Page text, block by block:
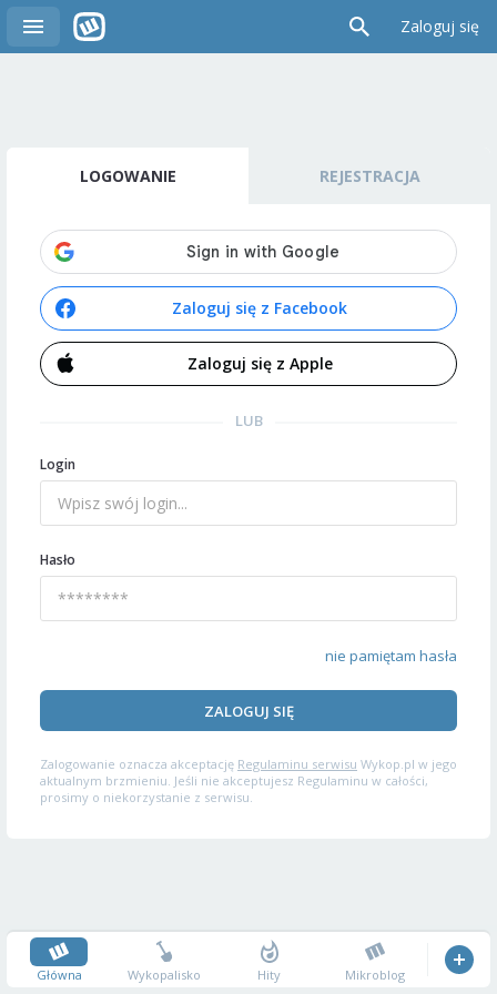
Zaloguj się
LOGOWANIE REJESTRACJA
Zaloguj się z Facebook
Zaloguj się z Apple
LUB
Login
Hasło
nie pamiętam hasła
ZALOGUJ SIĘ
Zalogowanie oznacza akceptację Regulaminu serwisu Wykop.pl w jego
aktualnym brzmieniu. Jeśli nie akceptujesz Regulaminu w całości,
prosimy o niekorzystanie z serwisu.
Główna Wykopalisko Hity Mikroblog